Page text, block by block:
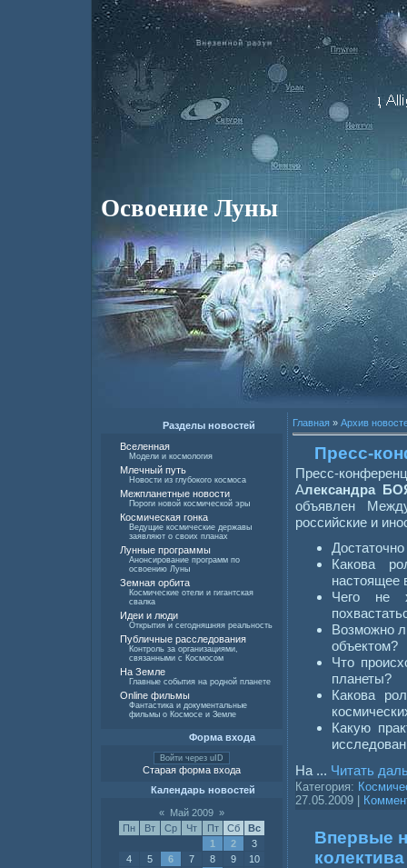
Освоение Луны
Разделы новостей
Вселенная
Модели и космология
Млечный путь
Новости из глубокого космоса
Межпланетные новости
Пороги новой космической эры
Космическая гонка
Ведущие космические державы
заявляют о своих планах
Лунные программы
Анонсирование программ по
освоению Луны
Земная орбита
Космические отели и гигантская
свалка
Идеи и люди
Открытия и сегодняшняя реальность
Публичные расследования
Контроль за организациями,
связанными с Космосом
На Земле
Главные события на родной планете
Online фильмы
Фантастика и документальные
фильмы о Космосе и Земле
Форма входа
Войти через uID
Старая форма входа
Календарь новостей
« Май 2009 »
Пн
Вт Ср Чт Пт Сб
Вс
1
2
3
4
5 6 7 8 9
10
Главная » Архив
Пресс-
Пресс-
Александра
объявлен
российские и
Какова
настоящее
Чего не
Возможно
объектом?
Что
планеты?
Какова
Какую
На ... Читать
Категория:
27.05.2009
Впервые